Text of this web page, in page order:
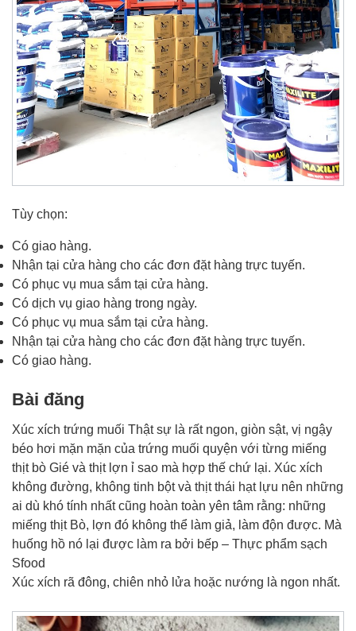
Tùy chọn:
Có giao hàng.
Nhận tại cửa hàng cho các đơn đặt hàng trực tuyến.
Có phục vụ mua sắm tại cửa hàng.
Có dịch vụ giao hàng trong ngày.
Có phục vụ mua sắm tại cửa hàng.
Nhận tại cửa hàng cho các đơn đặt hàng trực tuyến.
Có giao hàng.
Bài đăng
Xúc xích trứng muối Thật sự là rất ngon, giòn sật, vị ngậy
béo hơi mặn mặn của trứng muối quyện với từng miếng
thịt bò Gié và thịt lợn ỉ sao mà hợp thế chứ lại. Xúc xích
không đường, không tinh bột và thịt thái hạt lựu nên những
ai dù khó tính nhất cũng hoàn toàn yên tâm rằng: những
miếng thịt Bò, lợn đó không thể làm giả, làm độn được. Mà
huống hồ nó lại được làm ra bởi bếp – Thực phẩm sạch
Sfood
Xúc xích rã đông, chiên nhỏ lửa hoặc nướng là ngon nhất.